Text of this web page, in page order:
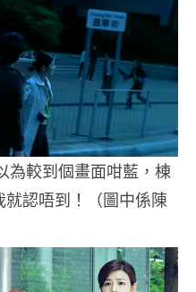
較到個畫面咁藍，棟
認唔到！（圖中係陳